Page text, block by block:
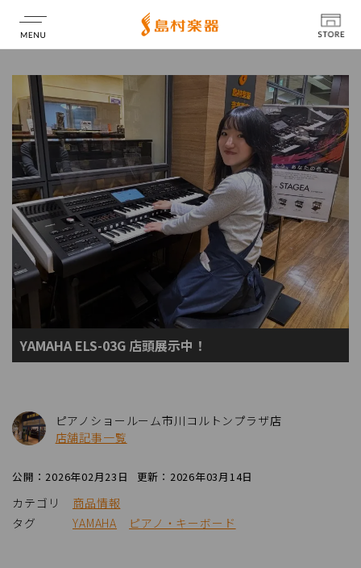
店舗情報
YAMAHA ELS-03G 店頭展示中！
ピアノショールーム市川コルトンプラザ店
店舗記事一覧
公開：2026年02月23日 更新：2026年03月14日
カテゴリ
商品情報
タグ
YAMAHA ピアノ・キーボード